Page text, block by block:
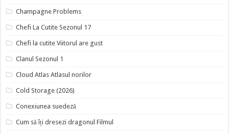
Champagne Problems
Chefi La Cutite Sezonul 17
Chefi la cutite Viitorul are gust
Clanul Sezonul 1
Cloud Atlas Atlasul norilor
Cold Storage (2026)
Conexiunea suedeză
Cum să îți dresezi dragonul Filmul